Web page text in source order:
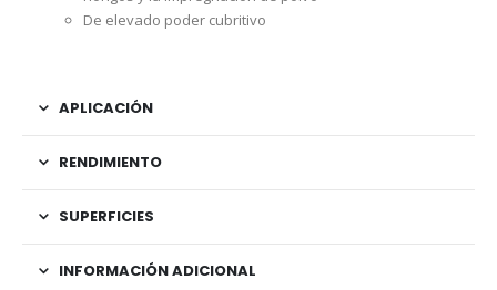
De elevado poder cubritivo
APLICACIÓN
RENDIMIENTO
SUPERFICIES
INFORMACIÓN ADICIONAL